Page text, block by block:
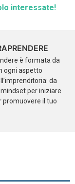
interessate!
è formata da
ogni aspetto
da
per iniziare
promuovere il tuo